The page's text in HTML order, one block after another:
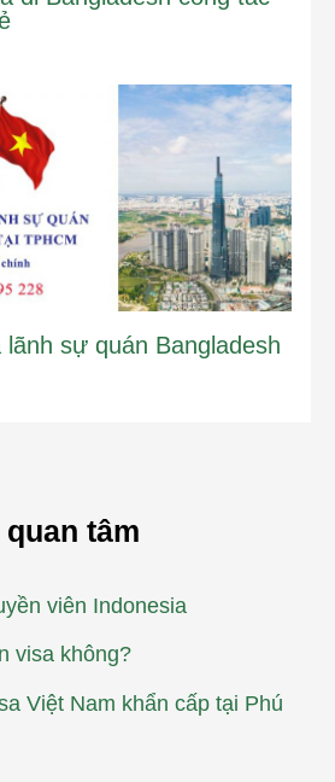
sự quán Bangladesh
tâm
viên Indonesia
visa không?
Việt Nam khẩn cấp tại Phú